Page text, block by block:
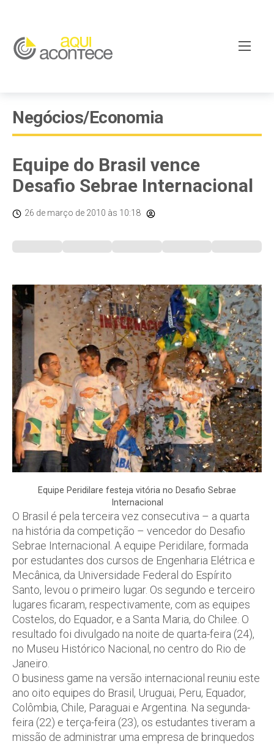
Negócios/Economia
Equipe do Brasil vence
Desafio Sebrae Internacional
26 de março de 2010 às 10:18
Equipe Peridilare festeja vitória no Desafio Sebrae
Internacional
O Brasil é pela terceira vez consecutiva – a quarta
na história da competição – vencedor do Desafio
Sebrae Internacional. A equipe Peridilare, formada
por estudantes dos cursos de Engenharia Elétrica e
Mecânica, da Universidade Federal do Espírito
Santo, levou o primeiro lugar. Os segundo e terceiro
lugares ficaram, respectivamente, com as equipes
Costelos, do Equador, e a Santa Maria, do Chilee. O
resultado foi divulgado na noite de quarta-feira (24),
no Museu Histórico Nacional, no centro do Rio de
Janeiro.
O business game na versão internacional reuniu este
ano oito equipes do Brasil, Uruguai, Peru, Equador,
Colômbia, Chile, Paraguai e Argentina. Na segunda-
feira (22) e terça-feira (23), os estudantes tiveram a
missão de administrar uma empresa de brinquedos